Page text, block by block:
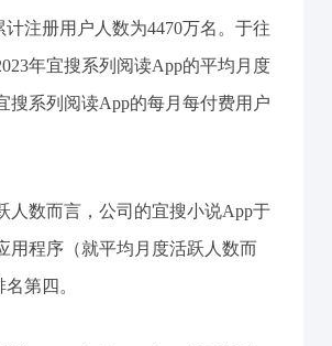
注册用户人数为4470万名。于往
年宜搜系列阅读App的平均月度
搜系列阅读App的每月每付费用户
人数而言，公司的宜搜小说App于
用程序（就平均月度活跃人数而
第四。